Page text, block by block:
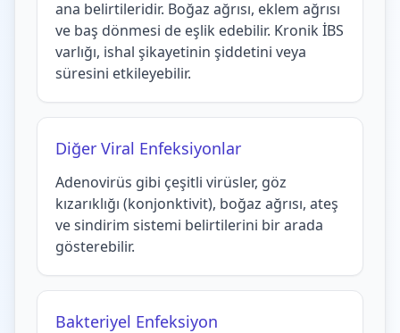
ana belirtileridir. Boğaz ağrısı, eklem ağrısı
ve baş dönmesi de eşlik edebilir. Kronik İBS
varlığı, ishal şikayetinin şiddetini veya
süresini etkileyebilir.
Diğer Viral Enfeksiyonlar
Adenovirüs gibi çeşitli virüsler, göz
kızarıklığı (konjonktivit), boğaz ağrısı, ateş
ve sindirim sistemi belirtilerini bir arada
gösterebilir.
Bakteriyel Enfeksiyon